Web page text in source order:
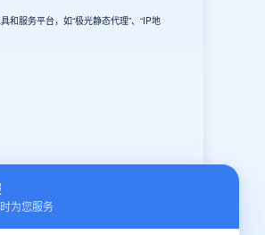
服务平台，如“极光静态代理”、“IP地
界中更加游刃有余，更好地为我们的工
为您服务